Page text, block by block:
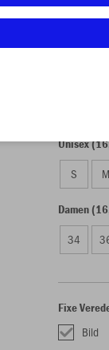
Unisex
S M
Damen
34
Fixe
Bild